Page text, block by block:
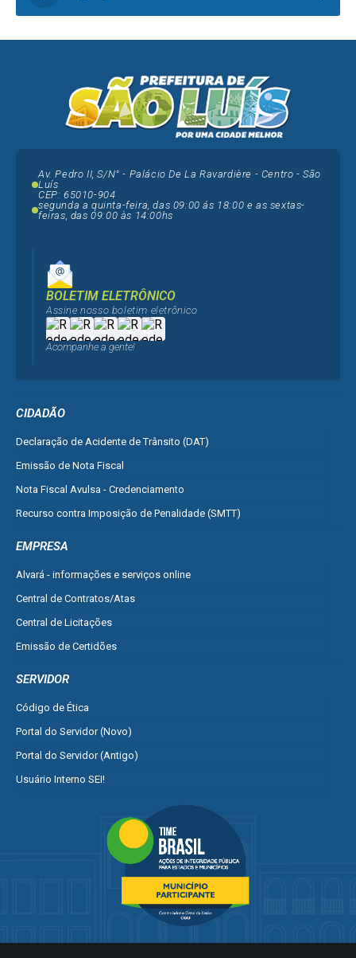
CIDADÃO
Declaração de Acidente de Trânsito (DAT)
Emissão de Nota Fiscal
Nota Fiscal Avulsa - Credenciamento
Recurso contra Imposição de Penalidade (SMTT)
EMPRESA
Alvará - informações e serviços online
Central de Contratos/Atas
Central de Licitações
Emissão de Certidões
SERVIDOR
Código de Ética
Portal do Servidor (Novo)
Portal do Servidor (Antigo)
Usuário Interno SEI!
Manual de Gestão Patrimonial
Ver mais serviços para o Servidor
Av. Pedro II, S/N° - Palácio De La Ravardière - Centro - São
Luís
CEP: 65010-904
segunda a quinta-feira, das 09:00 ás 18:00 e as sextas-
feiras, das 09:00 às 14:00hs
BOLETIM ELETRÔNICO
Assine nosso boletim eletrônico
Acompanhe a gente!